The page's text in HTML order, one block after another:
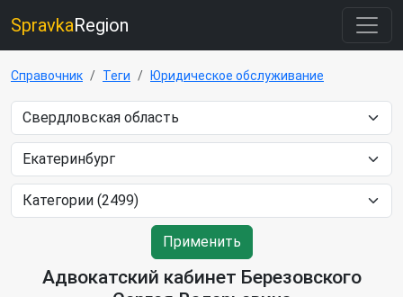
SpravkaRegion
Справочник Теги Юридическое обслуживание
Применить
Адвокатский кабинет Березовского